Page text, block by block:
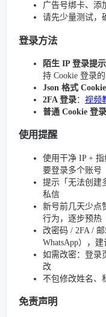
广告号绑卡、添
请先少量测试，
登录方法
陌生 IP 登录提
持 Cookie 登录
Json 格式
2FA 登录： 视频
普通 Cookie 登录
使用提醒
使用干净 IP +
要登录多个账号
提示「无法创建
私信
新号前几天少点
行为，逐步预热
改密码 / 2FA /
WhatsApp），
如需改密：登录
改
不包修改姓名、
免责声明